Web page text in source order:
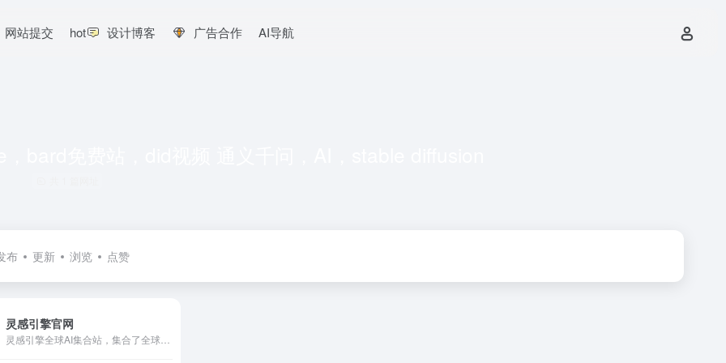
网站提交 hot 设计博客 广告合作 AI导航
布 更新 浏览 点赞
灵感引擎官网